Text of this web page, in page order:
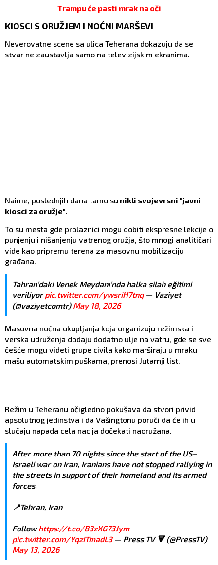
Trampu će pasti mrak na oči
KIOSCI S ORUŽJEM I NOĆNI MARŠEVI
Neverovatne scene sa ulica Teherana dokazuju da se
stvar ne zaustavlja samo na televizijskim ekranima.
Naime, poslednjih dana tamo su nikli svojevrsni "javni
kiosci za oružje"
To su mesta gde prolaznici mogu dobiti ekspresne lekcije o
punjenju i nišanjenju vatrenog oružja, što mnogi analitičari
vide kao pripremu terena za masovnu mobilizaciju
građana.
Tahran’daki Venek Meydanı’nda halka silah eğitimi
veriliyorpic.twitter.com/ywsriH7tnq— Vaziyet
(@vaziyetcomtr) May 18, 2026
Masovna noćna okupljanja koja organizuju režimska i
verska udruženja dodaju dodatno ulje na vatru, gde se sve
češće mogu videti grupe civila kako marširaju u mraku i
mašu automatskim puškama, prenosi Jutarnji list.
Režim u Teheranu očigledno pokušava da stvori privid
apsolutnog jedinstva i da Vašingtonu poruči da će ih u
slučaju napada cela nacija dočekati naoružana.
After more than 70 nights since the start of the US–
Israeli war on Iran, Iranians have not stopped rallying in
the streets in support of their homeland and its armed
forces.
📍Tehran, Iran
Followhttps://t.co/B3zXG73Jym
pic.twitter.com/YqzITmadL3— Press TV 🔻 (@PressTV)
May 13, 2026